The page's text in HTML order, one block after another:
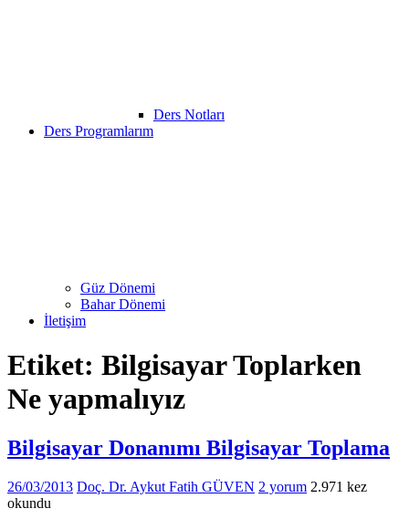
Ders Notları
Ders Programlarım
Güz Dönemi
Bahar Dönemi
İletişim
Etiket: Bilgisayar Toplarken
Ne yapmalıyız
Bilgisayar Donanımı Bilgisayar Toplama
26/03/2013 Doç. Dr. Aykut Fatih GÜVEN 2 yorum 2.971 kez
okundu